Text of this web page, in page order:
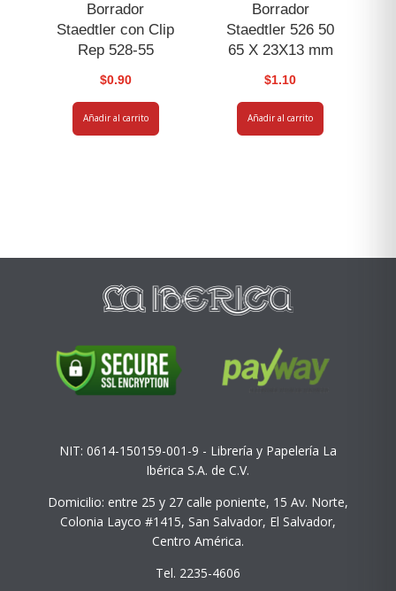
Borrador
Staedtler con Clip
Rep 528-55
$0.90
Añadir al carrito
Borrador
Staedtler 526 50
65 X 23X13 mm
$1.10
Añadir al carrito
NIT: 0614-150159-001-9 - Librería y Papelería La
Ibérica S.A. de C.V.
Domicilio: entre 25 y 27 calle poniente, 15 Av. Norte,
Colonia Layco #1415, San Salvador, El Salvador,
Centro América.
Tel. 2235-4606